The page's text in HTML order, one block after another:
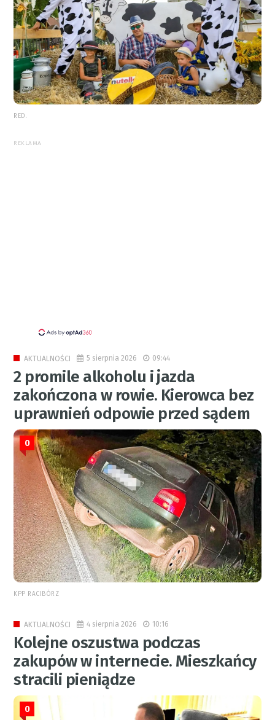
RED.
REKLAMA
AKTUALNOŚCI 5 sierpnia 2026 09:44
2 promile alkoholu i jazda
zakończona w rowie. Kierowca bez
uprawnień odpowie przed sądem
0
KPP RACIBÓRZ
AKTUALNOŚCI 4 sierpnia 2026 10:16
Kolejne oszustwa podczas
zakupów w internecie. Mieszkańcy
stracili pieniądze
0